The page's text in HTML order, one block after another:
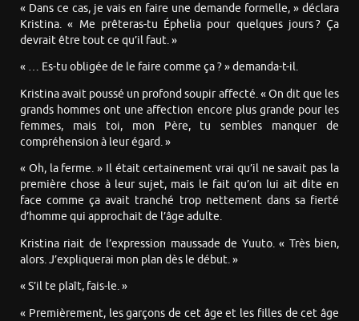
« Dans ce cas, je vais en faire une demande formelle, » déclara
Kristina. « Me prêteras-tu Éphelia pour quelques jours ? Ça
devrait être tout ce qu’il faut. »
« … Es-tu obligée de le faire comme ça ? » demanda-t-il.
Kristina avait poussé un profond soupir affecté. « On dit que les
grands hommes ont une affection encore plus grande pour les
femmes, mais toi, mon Père, tu sembles manquer de
compréhension à leur égard. »
« Oh, la ferme. » Il était certainement vrai qu’il ne savait pas la
première chose à leur sujet, mais le fait qu’on lui ait dite en
face comme ça avait tranché trop nettement dans sa fierté
d’homme qui approchait de l’âge adulte.
Kristina riait de l’expression maussade de Yuuto. « Très bien,
alors. J’expliquerai mon plan dès le début. »
« S’il te plaît, fais-le. »
« Premièrement, les garçons de cet âge et les filles de cet âge